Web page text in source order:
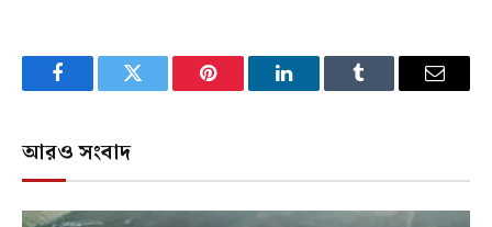
FacebookTwitter Pinterest LinkedInTumblr Email
আরও সংবাদ